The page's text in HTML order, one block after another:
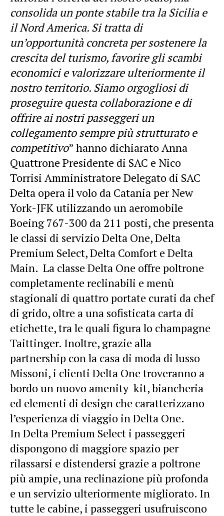
consolida un ponte stabile tra la Sicilia e
il Nord America. Si tratta di
un’opportunità concreta per sostenere la
crescita del turismo, favorire gli scambi
economici e valorizzare ulteriormente il
nostro territorio. Siamo orgogliosi di
proseguire questa collaborazione e di
offrire ai nostri passeggeri un
collegamento sempre più strutturato e
competitivo” hanno dichiarato Anna
Quattrone Presidente di SAC e Nico
Torrisi Amministratore Delegato di SAC
Delta opera il volo da Catania per New
York-JFK utilizzando un aeromobile
Boeing 767-300 da 211 posti, che presenta
le classi di servizio Delta One, Delta
Premium Select, Delta Comfort e Delta
Main. La classe Delta One offre poltrone
completamente reclinabili e menù
stagionali di quattro portate curati da chef
di grido, oltre a una sofisticata carta di
etichette, tra le quali figura lo champagne
Taittinger. Inoltre, grazie alla
partnership con la casa di moda di lusso
Missoni, i clienti Delta One troveranno a
bordo un nuovo amenity-kit, biancheria
ed elementi di design che caratterizzano
l’esperienza di viaggio in Delta One.
In Delta Premium Select i passeggeri
dispongono di maggiore spazio per
rilassarsi e distendersi grazie a poltrone
più ampie, una reclinazione più profonda
e un servizio ulteriormente migliorato. In
tutte le cabine, i passeggeri usufruiscono